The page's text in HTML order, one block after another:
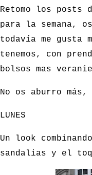
Retomo los
para la semana,
todavía me gusta
tenemos, con
bolsos mas
No os aburro
LUNES
Un look
sandalias y el